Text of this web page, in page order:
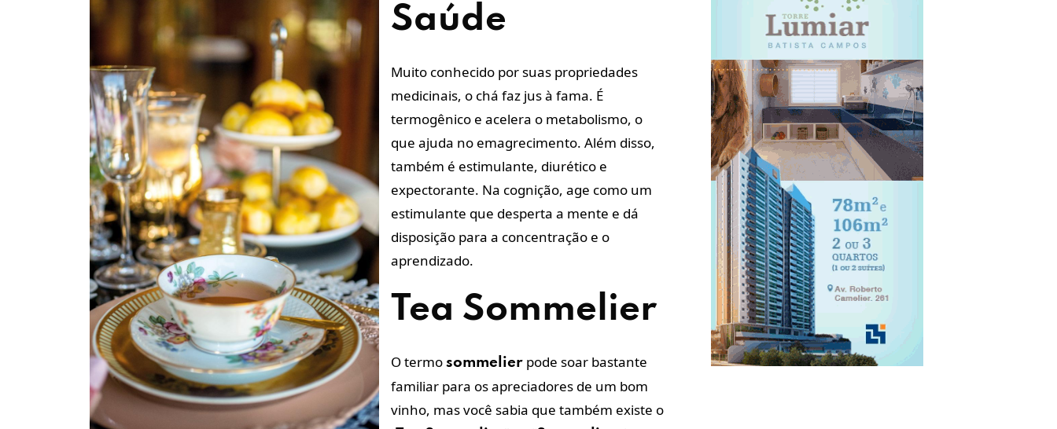
Saúde
Muito conhecido por suas propriedades
medicinais, o chá faz jus à fama. É
termogênico e acelera o metabolismo, o
que ajuda no emagrecimento. Além disso,
também é estimulante, diurético e
expectorante. Na cognição, age como um
estimulante que desperta a mente e dá
disposição para a concentração e o
aprendizado.
Tea Sommelier
O termo sommelier pode soar bastante
familiar para os apreciadores de um bom
vinho, mas você sabia que também existe o